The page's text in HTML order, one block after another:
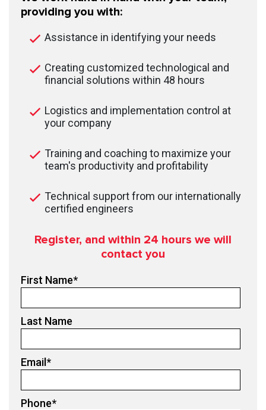
providing you with:
Assistance in identifying your needs
Creating customized technological and
financial solutions within 48 hours
Logistics and implementation control at
your company
Training and coaching to maximize your
team's productivity and profitability
Technical support from our internationally
certified engineers
Register, and within 24 hours we will
contact you
First Name*
Last Name
Email*
Phone*